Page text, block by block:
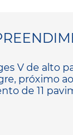
V de alto
próximo
de 11